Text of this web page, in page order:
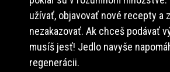
užívať, objavovať nové recepty a
nezakazovať. Ak chceš podávať
musíš jesť! Jedlo navyše
regenerácii.